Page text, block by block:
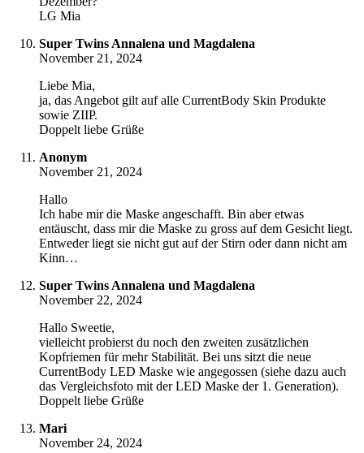
LG Mia
Super Twins Annalena und Magdalena
November 21, 2024
Liebe Mia,
ja, das Angebot gilt auf alle CurrentBody Skin Produkte
sowie ZIIP.
Doppelt liebe Grüße
Anonym
November 21, 2024
Hallo
Ich habe mir die Maske angeschafft. Bin aber etwas
entäuscht, dass mir die Maske zu gross auf dem Gesicht liegt.
Entweder liegt sie nicht gut auf der Stirn oder dann nicht am
Kinn…
Super Twins Annalena und Magdalena
November 22, 2024
Hallo Sweetie,
vielleicht probierst du noch den zweiten zusätzlichen
Kopfriemen für mehr Stabilität. Bei uns sitzt die neue
CurrentBody LED Maske wie angegossen (siehe dazu auch
das Vergleichsfoto mit der LED Maske der 1. Generation).
Doppelt liebe Grüße
Mari
November 24, 2024